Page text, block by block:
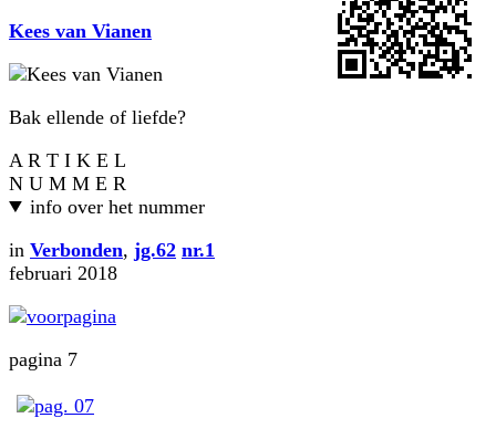
Kees van Vianen
Bak ellende of liefde?
A R T I K E L
N U M M E R
info over het nummer
in Verbonden, jg.62 nr.1
februari 2018
pagina 7